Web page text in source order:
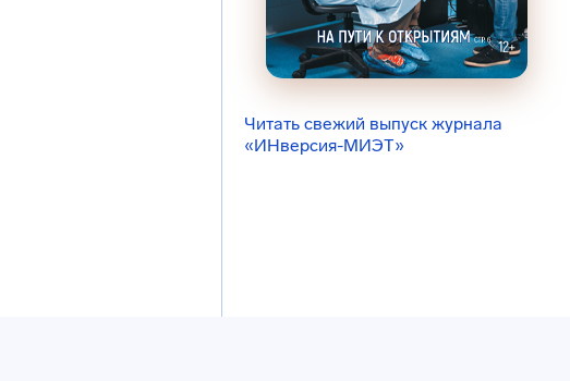
Читать свежий выпуск журнала
«ИНверсия-МИЭТ»